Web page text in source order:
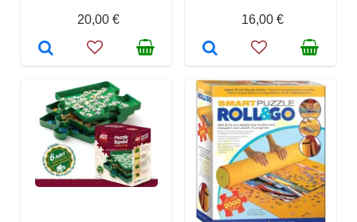
20,00 €
16,00 €